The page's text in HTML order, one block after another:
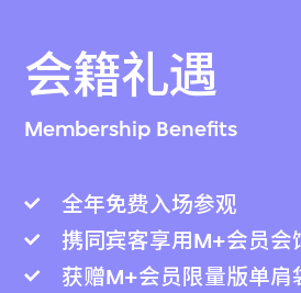
会籍礼遇
Membership Benefits
全年免费入场参观
携同宾客享用M+会员会
获赠M+会员限量版单肩